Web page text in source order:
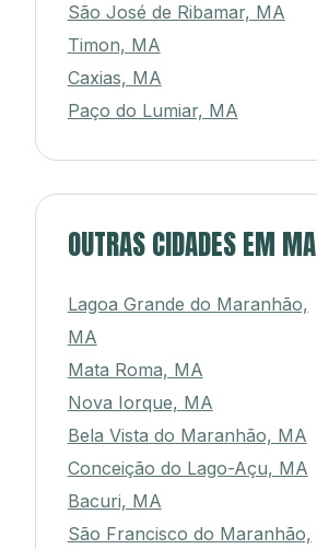
São José de Ribamar, MA
Timon, MA
Caxias, MA
Paço do Lumiar, MA
OUTRAS CIDADES EM MA
Lagoa Grande do Maranhão,
MA
Mata Roma, MA
Nova Iorque, MA
Bela Vista do Maranhão, MA
Conceição do Lago-Açu, MA
Bacuri, MA
São Francisco do Maranhão,